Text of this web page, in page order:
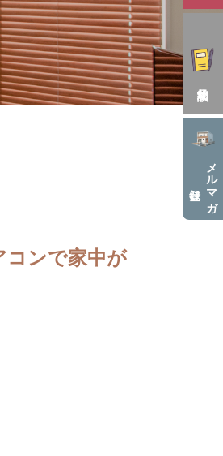
メルマガ
コンで家中が